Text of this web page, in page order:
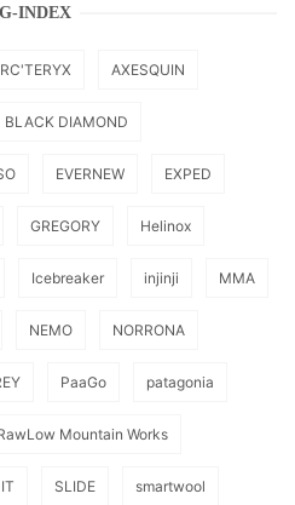
INDEX
AXESQUIN
BLACK DIAMOND
EVERNEW EXPED
GREGORY Helinox
Icebreaker injinji MMA
NEMO NORRONA
PaaGo patagonia
Mountain Works
SLIDE smartwool